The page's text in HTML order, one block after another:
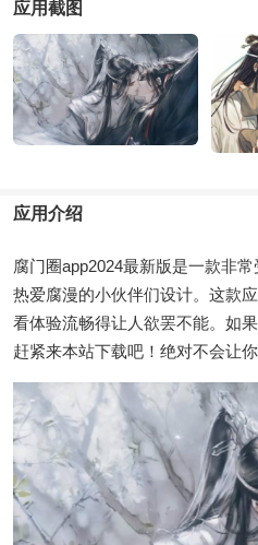
应用截图
应用介绍
腐门圈app2024最新版是一款非常
热爱腐漫的小伙伴们设计。这款
看体验流畅得让人欲罢不能。如
赶紧来本站下载吧！绝对不会让你